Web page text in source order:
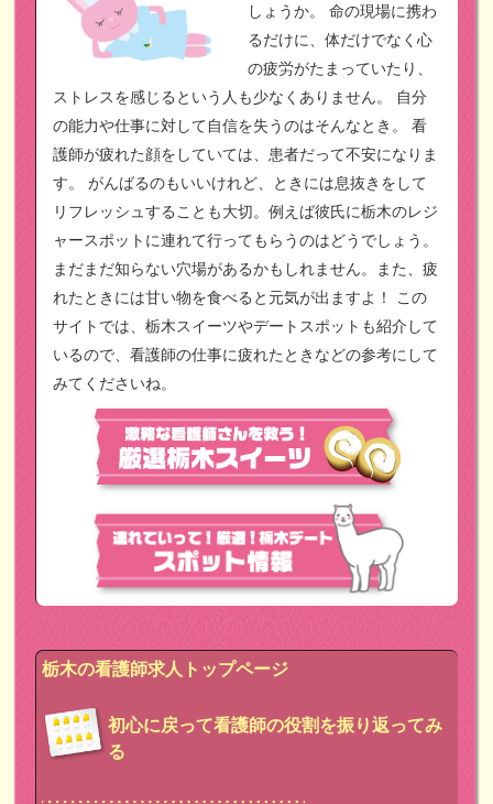
しょうか。
命の現場に携わ
るだけに、体だけでなく心
の疲労がたまっていたり、
ストレスを感じるという人も少なくありません。
自分
の能力や仕事に対して自信を失うのはそんなとき。
看
護師が疲れた顔をしていては、患者だって不安になりま
す。
がんばるのもいいけれど、ときには息抜きをして
リフレッシュすることも大切。例えば彼氏に栃木のレジ
ャースポットに連れて行ってもらうのはどうでしょう。
まだまだ知らない穴場があるかもしれません。また、疲
れたときには甘い物を食べると元気が出ますよ！
この
サイトでは、栃木スイーツやデートスポットも紹介して
いるので、看護師の仕事に疲れたときなどの参考にして
みてくださいね。
栃木の看護師求人トップページ
初心に戻って看護師の役割を振り返ってみ
る